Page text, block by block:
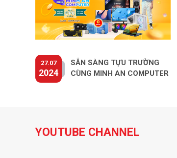
27.07
2024
SẴN SÀNG TỰU TRƯỜNG
CÙNG MINH AN COMPUTER
YOUTUBE CHANNEL